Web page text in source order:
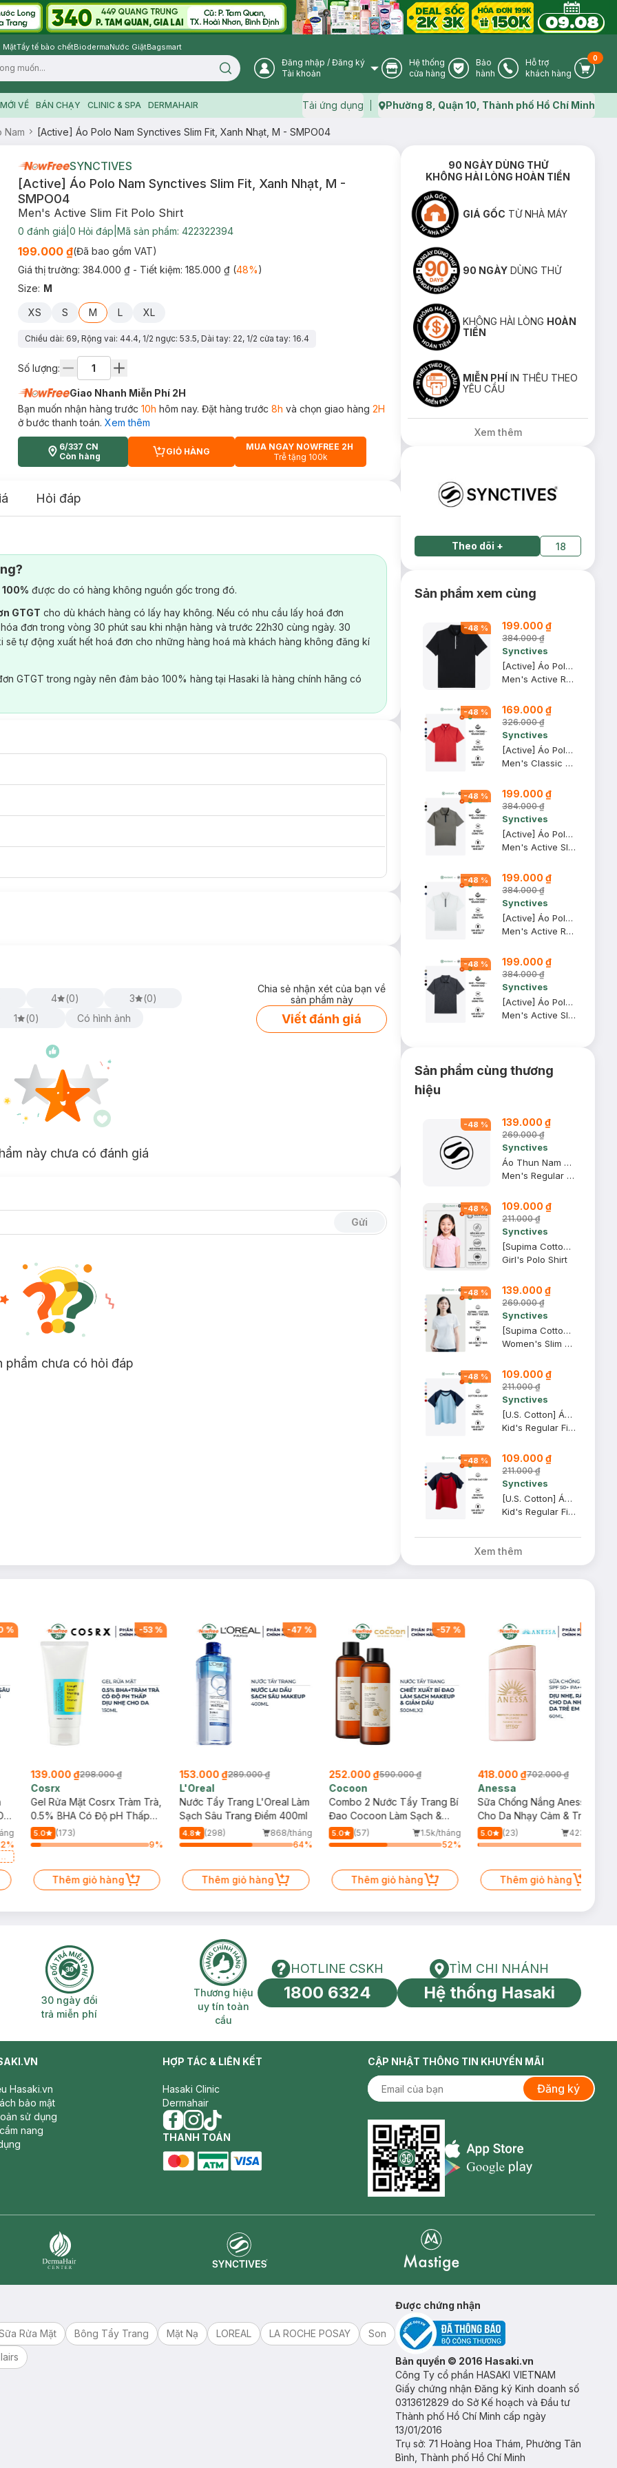
MặtTẩy tế bào chếtBiodermaNước GiặtBagsmart
Search icon User Icon
Đăng nhập / Đăng ký
Tài khoản
Store Icon
Hệ thống
cửa hàng
Warranty Icon
Bảo
hành
Phone Icon
Hỗ trợ
khách hàng
Cart
0
VỀ BÁN CHẠY CLINIC & SPA DERMAHAIR Tải ứng dụng Map icon
Phường 8, Quận 10, Thành phố Hồ Chí Minh
Nam [Active] Áo Polo Nam Synctives Slim Fit, Xanh Nhạt, M - SMPO04
SYNCTIVES
[Active] Áo Polo Nam Synctives Slim Fit, Xanh Nhạt, M -
SMPO04
Men's Active Slim Fit Polo Shirt
0 đánh giá 0 Hỏi đáp Mã sản phẩm: 422322394
199.000 ₫(Đã bao gồm VAT)
Giá thị trường: 384.000 ₫ - Tiết kiệm: 185.000 ₫(48%)
Size: M
XS S M L XL
Chiều dài: 69, Rộng vai: 44.4, 1/2 ngực: 53.5, Dài tay: 22, 1/2 cửa tay: 16.4
Số lượng:
Giao Nhanh Miễn Phí 2H
Bạn muốn nhận hàng trước 10h hôm nay. Đặt hàng trước 8h và chọn giao hàng 2H
ở bước thanh toán. Xem thêm
6/337 CN
Còn hàng
CART PLUS ICON
GIỎ HÀNG
MUA NGAY NOWFREE 2H
Trễ tặng 100k
Hỏi đáp
được do có hàng không nguồn gốc trong đó.
GTGT cho dù khách hàng có lấy hay không. Nếu có nhu cầu lấy hoá đơn
đơn trong vòng 30 phút sau khi nhận hàng và trước 22h30 cùng ngày. 30
sẽ tự động xuất hết hoá đơn cho những hàng hoá mà khách hàng không đăng kí
GTGT trong ngày nên đảm bảo 100% hàng tại Hasaki là hàng chính hãng có
4 (0) 3 (0)
1
(0) Có hình ảnh
Chia sẻ nhận xét của bạn về
sản phẩm này
Viết đánh giá
này chưa có đánh giá
Gửi
phẩm chưa có hỏi đáp
90 NGÀY DÙNG THỬ
KHÔNG HÀI LÒNG HOÀN TIỀN
GIÁ GỐC TỪ NHÀ MÁY
90 NGÀY DÙNG THỬ
KHÔNG HÀI LÒNG HOÀN
TIỀN
MIỄN PHÍ IN THÊU THEO
YÊU CẦU
Xem thêm
Theo dõi + 18
Sản phẩm xem cùng
-48 % 199.000 ₫
384.000 ₫
Synctives
[Active] Áo Polo Nam Synctives Regular Fit, Đen, L - SMPO08
Men's Active Regular Fit Polo Shirt
-48 % 169.000 ₫
326.000 ₫
Synctives
[Active] Áo Polo Nam Synctives Classic Fit, Đỏ Rượu, XL - CMPO0013
Men's Classic Fit Polo Shirt
-48 % 199.000 ₫
384.000 ₫
Synctives
[Active] Áo Polo Nam Synctives Tay Raglan Slim Fit, Xanh Trà, M - SMPO0011
Men's Active Slim Fit Raglan Polo Shirt
-48 % 199.000 ₫
384.000 ₫
Synctives
[Active] Áo Polo Nam Synctives Regular Fit, Trắng, XS - SMPO0020
Men's Active Regular Fit Polo Shirt
-48 % 199.000 ₫
384.000 ₫
Synctives
[Active] Áo Polo Nam Synctives Slim Fit, Đen, XL - SMPO0013
Men's Active Slim Fit Polo Shirt
Sản phẩm cùng thương
hiệu
-48 % 139.000 ₫
269.000 ₫
Synctives
Áo Thun Nam Regular Fit, Xanh Khói, XS - CMTS0028
Men's Regular Fit T-shirt
-48 % 109.000 ₫
211.000 ₫
Synctives
[Supima Cotton] Áo Polo Trẻ Em Synctives, Tím Nhạt, 8 - CGPO01
Girl's Polo Shirt
-48 % 139.000 ₫
269.000 ₫
Synctives
[Supima Cotton] Áo Thun Nữ Synctives Slim Fit, Trắng, S - CWTS10
Women's Slim Fit Crew-neck T-shirt
-48 % 109.000 ₫
211.000 ₫
Synctives
[U.S. Cotton] Áo Thun Tay Raglan Trẻ Em Synctives Regular Fit, Xanh Mây / Xanh Navy, 7 - CCTS0006
Kid's Regular Fit Raglan T-Shirt
-48 % 109.000 ₫
211.000 ₫
Synctives
[U.S. Cotton] Áo Thun Tay Raglan Trẻ Em Synctives Regular Fit, Đỏ Rượu / Xanh Navy, 6 - CCTS0006
Kid's Regular Fit Raglan T-Shirt
Xem thêm
%
%
-53%
139.000 ₫298.000 ₫
Cosrx
Gel Rửa Mặt Cosrx Tràm Trà,
0.5% BHA Có Độ pH Thấp
150ml
5.0
(173)
9%
Thêm giỏ hàng
-47 %
153.000 ₫289.000 ₫
L'Oreal
Nước Tẩy Trang L'Oreal Làm
Sạch Sâu Trang Điểm 400ml
4.8 (298)
868/tháng
64%
Thêm giỏ hàng
-57 %
252.000 ₫590.000 ₫
Cocoon
Combo 2 Nước Tẩy Trang Bí
Đao Cocoon Làm Sạch &
Giảm Dầu 500ml
5.0 (57)
1.5k/tháng
52%
Thêm giỏ hàng
418.000 ₫702.000 ₫
Anessa
Sữa Chống Nắng Anessa
Cho Da Nhạy Cảm & Trẻ Em
60ml (Mới)
5.0 (23)
423/tháng
Thêm giỏ hàng
30 ngày đổi trả miễn phí
30 ngày đổi
trả miễn phí
Thương hiệu uy tín toàn cầu
Thương hiệu
uy tín toàn
cầu
HOTLINE CSKH
HOTLINE CSKH
1800 6324
Tìm chi nhánh
TÌM CHI NHÁNH
Hệ thống Hasaki
Hasaki.vn
bảo mật
sử dụng
nang
HỢP TÁC & LIÊN KẾT
Hasaki Clinic
Dermahair
facebook
instagram
tiktok
THANH TOÁN
CẬP NHẬT THÔNG TIN KHUYẾN MÃI
Đăng ký
Appstore icon
Rửa Mặt Bông Tẩy Trang Mặt Nạ LOREAL LA ROCHE POSAY
Son
Được chứng nhận
Bản quyền © 2016 Hasaki.vn
Công Ty cổ phần HASAKI VIETNAM
Giấy chứng nhận Đăng ký Kinh doanh số
0313612829 do Sở Kế hoạch và Đầu tư
Thành phố Hồ Chí Minh cấp ngày
13/01/2016
Trụ sở: 71 Hoàng Hoa Thám, Phường Tân
Bình, Thành phố Hồ Chí Minh